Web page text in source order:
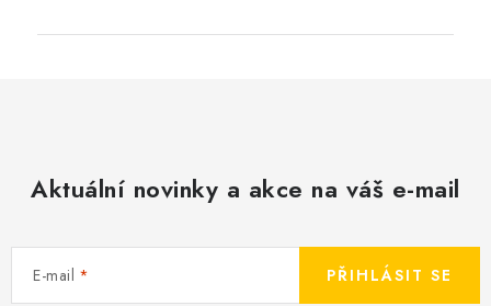
Aktuální novinky a akce na váš e-mail
E-mail PŘIHLÁSIT SE